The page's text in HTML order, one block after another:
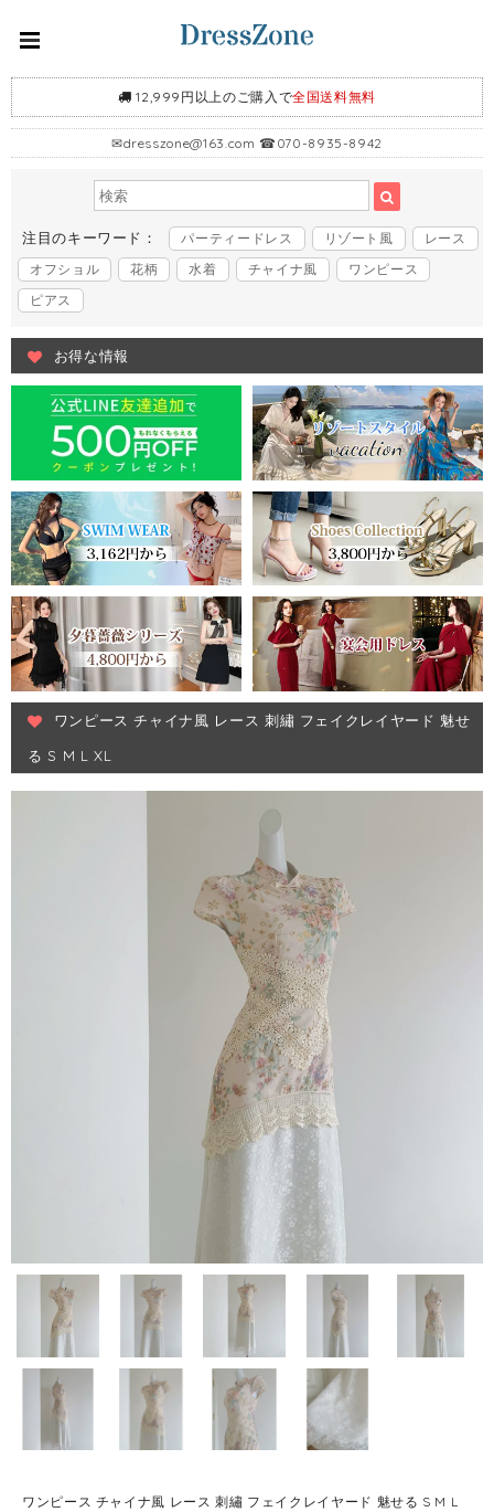
12,999円以上のご購入で全国送料無料
✉dresszone@163.com ☎070-8935-8942
注目のキーワード： パーティードレス リゾート風
レース
オフショル
花柄 水着 チャイナ風
ワンピース
ピアス
お得な情報
ワンピース チャイナ風 レース 刺繡 フェイクレイヤード 魅せ
る S M L XL
ワンピース チャイナ風 レース 刺繡 フェイクレイヤード 魅せる S M L